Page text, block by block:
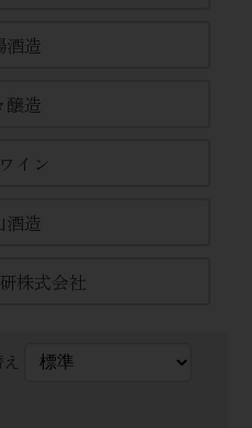
酒造
醸造
イン
酒造
株式会社